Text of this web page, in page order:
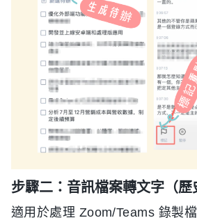
步驟二：音訊檔案轉文字（歷
適用於處理 Zoom/Teams 錄製